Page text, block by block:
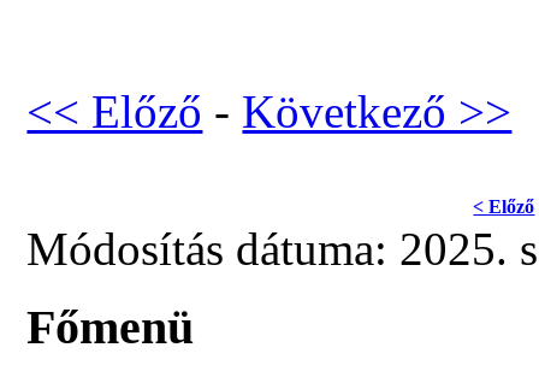
<< Előző - Következő >>
< Előző
Módosítás dátuma: 2025.
Főmenü